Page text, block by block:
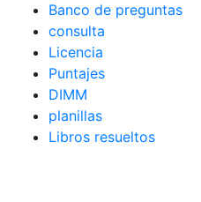
Banco de preguntas
consulta
Licencia
Puntajes
DIMM
planillas
Libros resueltos